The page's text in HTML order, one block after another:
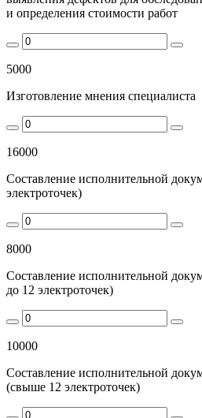
и определения стоимости работ
5000
Изготовление мнения специалиста
16000
Составление исполнительной
электроточек)
8000
Составление исполнительной
до 12 электроточек)
10000
Составление исполнительной
(свыше 12 электроточек)